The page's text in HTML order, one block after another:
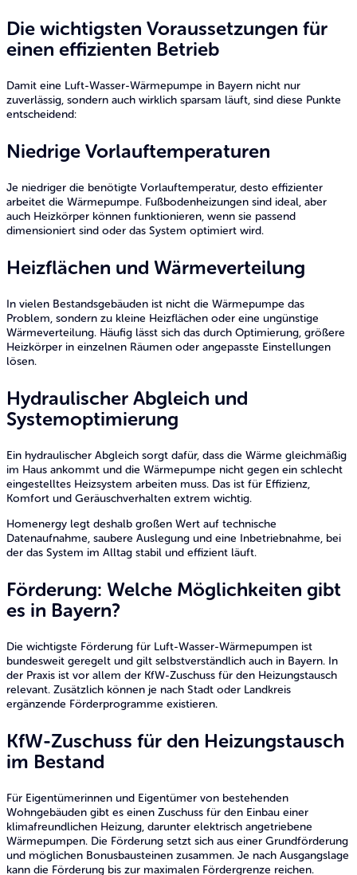
Die wichtigsten Voraussetzungen für
einen effizienten Betrieb
Damit eine Luft-Wasser-Wärmepumpe in Bayern nicht nur
zuverlässig, sondern auch wirklich sparsam läuft, sind diese Punkte
entscheidend:
Niedrige Vorlauftemperaturen
Je niedriger die benötigte Vorlauftemperatur, desto effizienter
arbeitet die Wärmepumpe. Fußbodenheizungen sind ideal, aber
auch Heizkörper können funktionieren, wenn sie passend
dimensioniert sind oder das System optimiert wird.
Heizflächen und Wärmeverteilung
In vielen Bestandsgebäuden ist nicht die Wärmepumpe das
Problem, sondern zu kleine Heizflächen oder eine ungünstige
Wärmeverteilung. Häufig lässt sich das durch Optimierung, größere
Heizkörper in einzelnen Räumen oder angepasste Einstellungen
lösen.
Hydraulischer Abgleich und
Systemoptimierung
Ein hydraulischer Abgleich sorgt dafür, dass die Wärme gleichmäßig
im Haus ankommt und die Wärmepumpe nicht gegen ein schlecht
eingestelltes Heizsystem arbeiten muss. Das ist für Effizienz,
Komfort und Geräuschverhalten extrem wichtig.
Homenergy legt deshalb großen Wert auf technische
Datenaufnahme, saubere Auslegung und eine Inbetriebnahme, bei
der das System im Alltag stabil und effizient läuft.
Förderung: Welche Möglichkeiten gibt
es in Bayern?
Die wichtigste Förderung für Luft-Wasser-Wärmepumpen ist
bundesweit geregelt und gilt selbstverständlich auch in Bayern. In
der Praxis ist vor allem der KfW-Zuschuss für den Heizungstausch
relevant. Zusätzlich können je nach Stadt oder Landkreis
ergänzende Förderprogramme existieren.
KfW-Zuschuss für den Heizungstausch
im Bestand
Für Eigentümerinnen und Eigentümer von bestehenden
Wohngebäuden gibt es einen Zuschuss für den Einbau einer
klimafreundlichen Heizung, darunter elektrisch angetriebene
Wärmepumpen. Die Förderung setzt sich aus einer Grundförderung
und möglichen Bonusbausteinen zusammen. Je nach Ausgangslage
kann die Förderung bis zur maximalen Fördergrenze reichen.